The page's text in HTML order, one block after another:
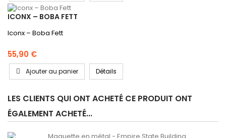
ICONX – BOBA FETT
Iconx – Boba Fett
55,90 €
Ajouter au panier Détails
LES CLIENTS QUI ONT ACHETÉ CE PRODUIT ONT
ÉGALEMENT ACHETÉ...